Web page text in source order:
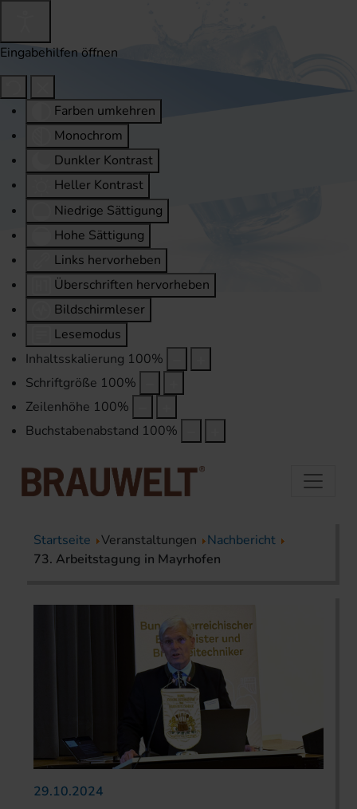
Eingabehilfen öffnen
Farben umkehren
Monochrom
Dunkler Kontrast
Heller Kontrast
Niedrige Sättigung
Hohe Sättigung
Links hervorheben
Überschriften hervorheben
Bildschirmleser
Lesemodus
Inhaltsskalierung 100%
Schriftgröße 100%
Zeilenhöhe 100%
Buchstabenabstand 100%
Startseite Veranstaltungen
Nachbericht
73. Arbeitstagung in Mayrhofen
29.10.2024